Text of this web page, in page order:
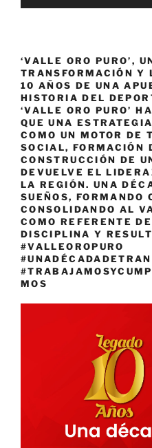
‘VALLE ORO PURO’,
TRANSFORMACIÓN Y
10 AÑOS DE UNA
HISTORIA DEL
‘VALLE ORO PURO’
QUE UNA
COMO UN MOTOR DE
SOCIAL, FORMACIÓN
CONSTRUCCIÓN DE
DEVUELVE EL
LA REGIÓN. UNA
SUEÑOS, FORMANDO
CONSOLIDANDO AL
COMO REFERENTE
DISCIPLINA Y
#VALLEOROPURO
MOS